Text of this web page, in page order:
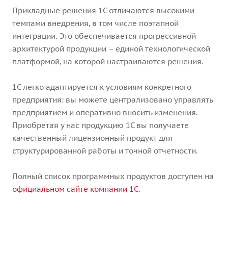
Прикладные решения 1С отличаются высокими
темпами внедрения, в том числе поэтапной
интеграции. Это обеспечивается прогрессивной
архитектурой продукции – единой технологической
платформой, на которой настраиваются решения.
1С легко адаптируется к условиям конкретного
предприятия: вы можете централизовано управлять
предприятием и оперативно вносить изменения.
Приобретая у нас продукцию 1С вы получаете
качественный лицензионный продукт для
структурированной работы и точной отчетности.
Полный список программных продуктов доступен на
официальном сайте компании 1С.